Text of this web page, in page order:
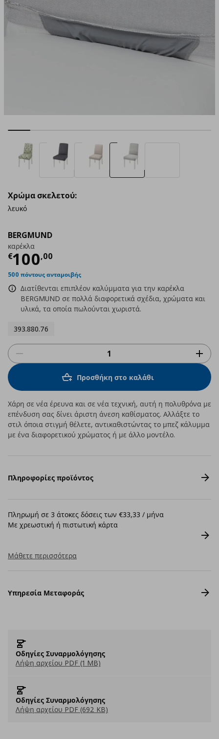
BERGMUND
καρέκλα
€100,00
Τρέχουσα τιμή
500 πόντους ανταμοιβής
Διατίθενται επιπλέον καλύμματα για την καρέκλα
BERGMUND σε πολλά διαφορετικά σχέδια, χρώματα και
υλικά, τα οποία πωλούνται χωριστά.
393.880.76
Χρώμα σκελετού:
λευκό
Προσθήκη στο καλάθι
Χάρη σε νέα έρευνα και σε νέα τεχνική, αυτή η πολυθρόνα με
επένδυση σας δίνει άριστη άνεση καθίσματος. Αλλάξτε το
στιλ όποια στιγμή θέλετε, αντικαθιστώντας το μπεζ κάλυμμα
με ένα διαφορετικού χρώματος ή με άλλο μοντέλο.
Πληροφορίες προϊόντος
Πληρωμή σε 3 άτοκες δόσεις των €33,33 / μήνα
Με χρεωστική ή πιστωτική κάρτα
Μάθετε περισσότερα
Υπηρεσία Μεταφοράς
Οδηγίες Συναρμολόγησης
Λήψη αρχείου PDF (1 MB)
Οδηγίες Συναρμολόγησης
Λήψη αρχείου PDF (692 KB)